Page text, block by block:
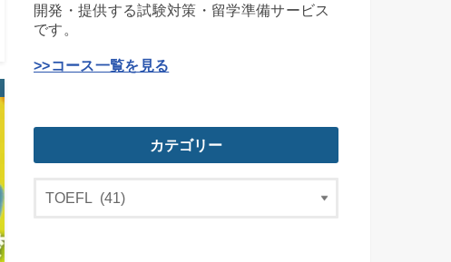
開発・提供する試験対策・留学準備サービス
です。
>>コース一覧を見る
カテゴリー